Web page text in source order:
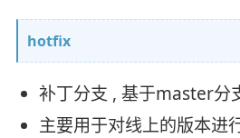
hotfix
补丁分支 , 基于master分
主要用于对线上的版本进